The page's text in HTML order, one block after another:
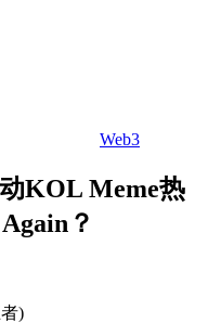
Web3
KOL Meme热
？
)